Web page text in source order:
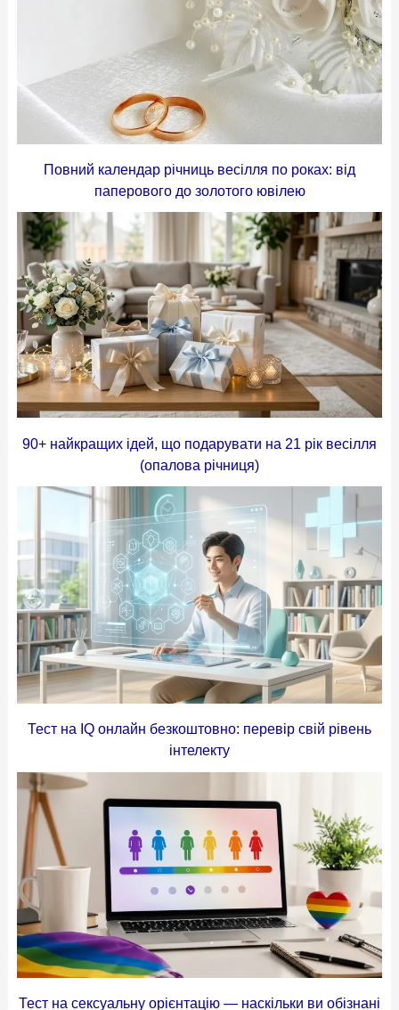
Повний календар річниць весілля по роках: від
паперового до золотого ювілею
90+ найкращих ідей, що подарувати на 21 рік весілля
(опалова річниця)
Тест на IQ онлайн безкоштовно: перевір свій рівень
інтелекту
Тест на сексуальну орієнтацію — наскільки ви обізнані